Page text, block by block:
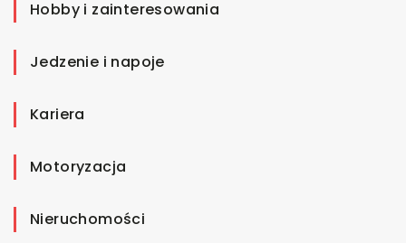
Hobby i zainteresowania
Jedzenie i napoje
Kariera
Motoryzacja
Nieruchomości